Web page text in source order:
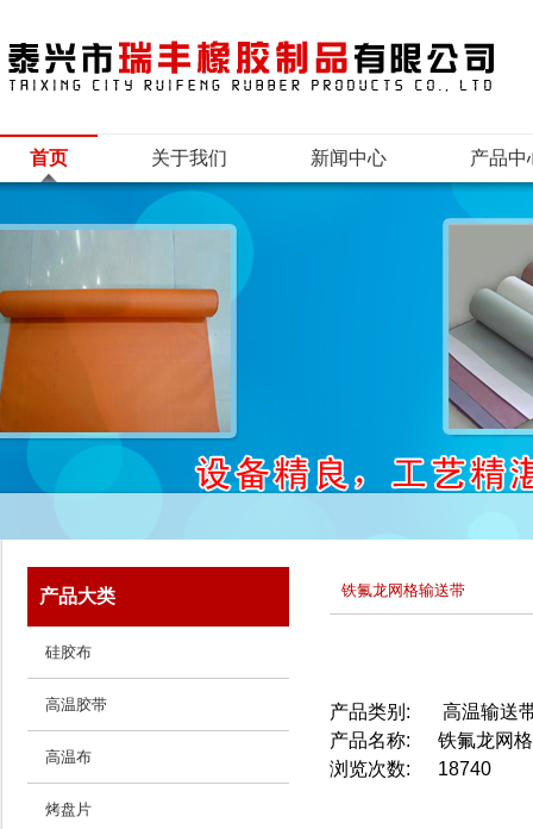
首页 关于我们 新闻中心 产品中
产品大类
硅胶布
高温胶带
高温布
烤盘片
铁氟龙网格输送带
产品类别:
高温输送
产品名称:
铁氟龙网
浏览次数:
18740